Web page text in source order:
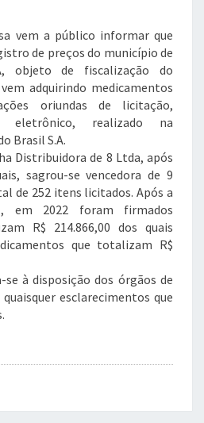
vem a público informar que
de preços do município de
objeto de fiscalização do
adquirindo medicamentos
oriundas de licitação,
eletrônico, realizado na
Brasil S.A.
Distribuidora de 8 Ltda, após
sagrou-se vencedora de 9
de 252 itens licitados. Após a
em 2022 foram firmados
R$ 214.866,00 dos quais
que totalizam R$
à disposição dos órgãos de
esclarecimentos que